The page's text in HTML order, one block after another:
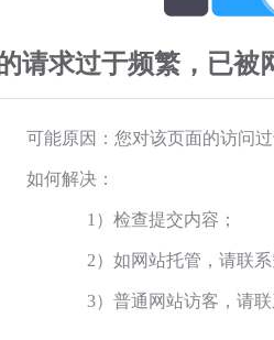
请求过于频繁，已被
可能原因：您对该页面的访问
如何解决：
1）检查提交内容；
2）如网站托管，请联系
3）普通网站访客，请